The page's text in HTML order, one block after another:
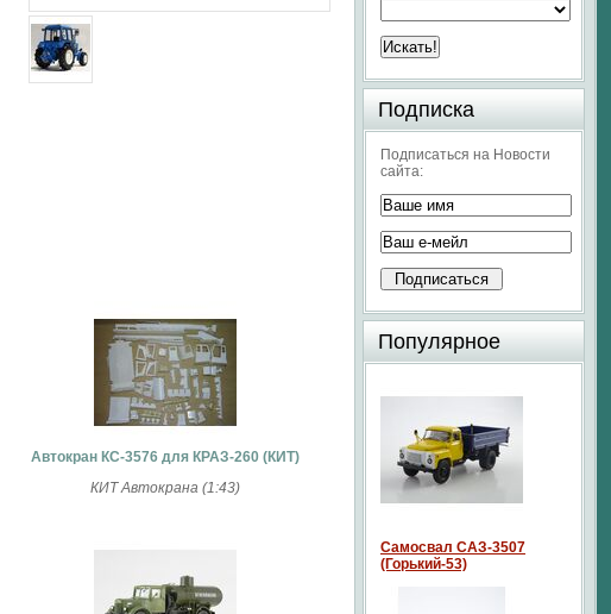
Автокран КС-3576 для КРАЗ-260 (КИТ)
КИТ Автокрана (1:43)
Подписка
Подписаться на Новости
сайта:
Популярное
Самосвал САЗ-3507
(Горький-53)